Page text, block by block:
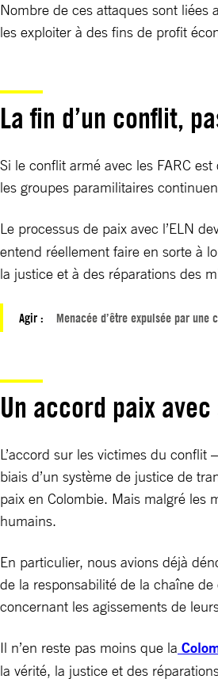
Nombre de ces attaques sont
les exploiter à des fins de profit
La fin d’un conflit,
Si le conflit armé avec les FARC
les groupes paramilitaires
Le processus de paix avec l’ELN
entend réellement faire en sorte à
la justice et à des réparations des
Agir : Menacée d’être expulsée par une
Un accord paix
L’accord sur les victimes du
biais d’un système de justice de
paix en Colombie. Mais malgré les
humains.
En particulier, nous avions déjà
de la responsabilité de la chaîne
concernant les agissements de
Il n’en reste pas moins que la
la vérité, la justice et des